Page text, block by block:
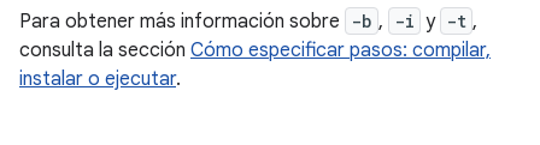
Para obtener más información sobre -b , -i y -t ,
consulta la sección Cómo especificar pasos: compilar,
instalar o ejecutar.